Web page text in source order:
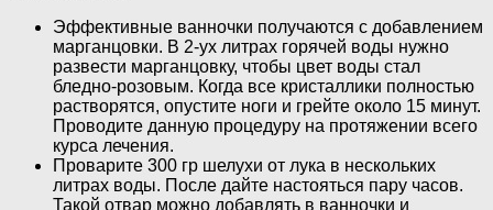
Эффективные ванночки получаются с добавлением
марганцовки. В 2-ух литрах горячей воды нужно
развести марганцовку, чтобы цвет воды стал
бледно-розовым. Когда все кристаллики полностью
растворятся, опустите ноги и грейте около 15 минут.
Проводите данную процедуру на протяжении всего
курса лечения.
Проварите 300 гр шелухи от лука в нескольких
литрах воды. После дайте настояться пару часов.
Такой отвар можно добавлять в ванночки и